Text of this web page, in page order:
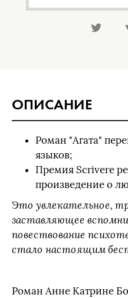
ОПИСАНИЕ
Роман "Агата"
языков;
Премия Scrivere
произведение о
Это увлекательное,
заставляющее
повествование
стало настоящим
Роман Анне Катрине